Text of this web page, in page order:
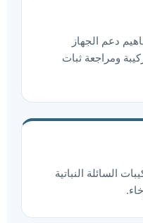
دعم الجهاز
ومراجعة ثبات
السائلة النباتية